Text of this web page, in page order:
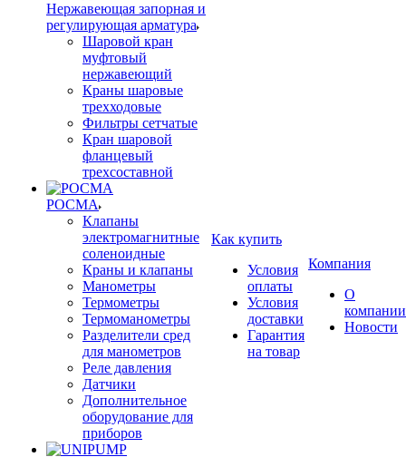
Нержавеющая запорная и
регулирующая арматура
Шаровой кран
муфтовый
нержавеющий
Краны шаровые
трехходовые
Фильтры сетчатые
Кран шаровой
фланцевый
трехсоставной
РОСМА
Клапаны
электромагнитные
соленоидные
Краны и клапаны
Манометры
Термометры
Термоманометры
Разделители сред
для манометров
Реле давления
Датчики
Дополнительное
оборудование для
приборов
Как купить
Условия
оплаты
Условия
доставки
Гарантия
на товар
Компания
О
компании
Новости